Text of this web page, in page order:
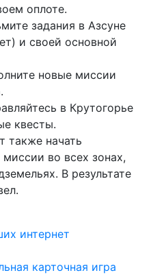
оплоте.
задания в Азсуне
и своей основной
новые миссии
в Крутогорье
квесты.
также начать
во всех зонах,
В результате
интернет
карточная игра